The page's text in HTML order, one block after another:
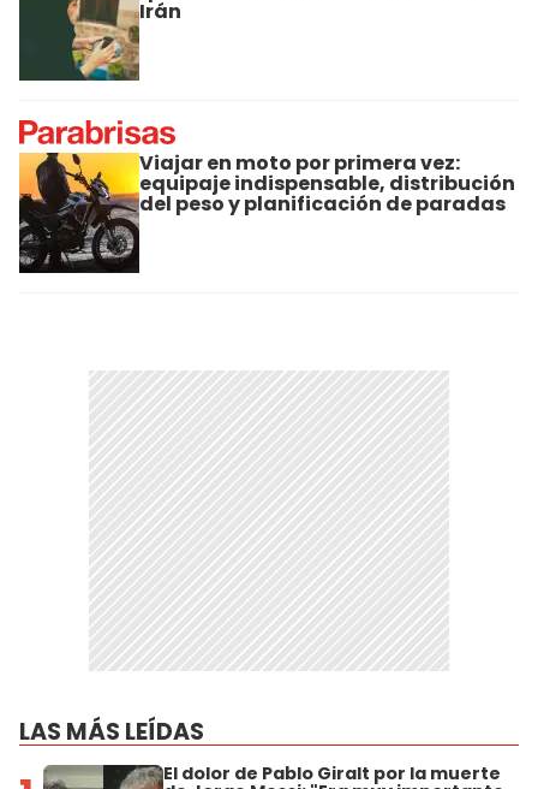
Irán
Viajar en moto por primera vez:
equipaje indispensable, distribución
del peso y planificación de paradas
LAS MÁS LEÍDAS
El dolor de Pablo Giralt por la muerte